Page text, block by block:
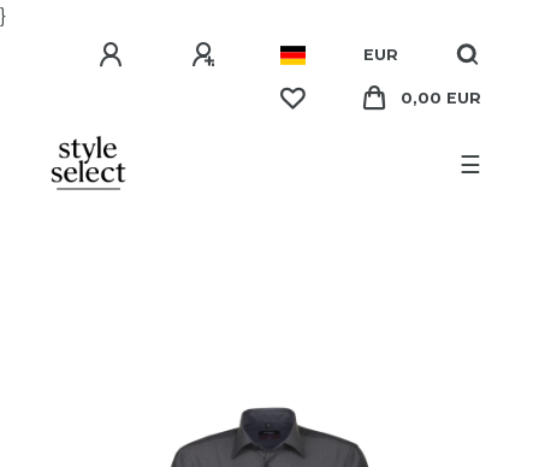
}
EUR
0,00 EUR
☰